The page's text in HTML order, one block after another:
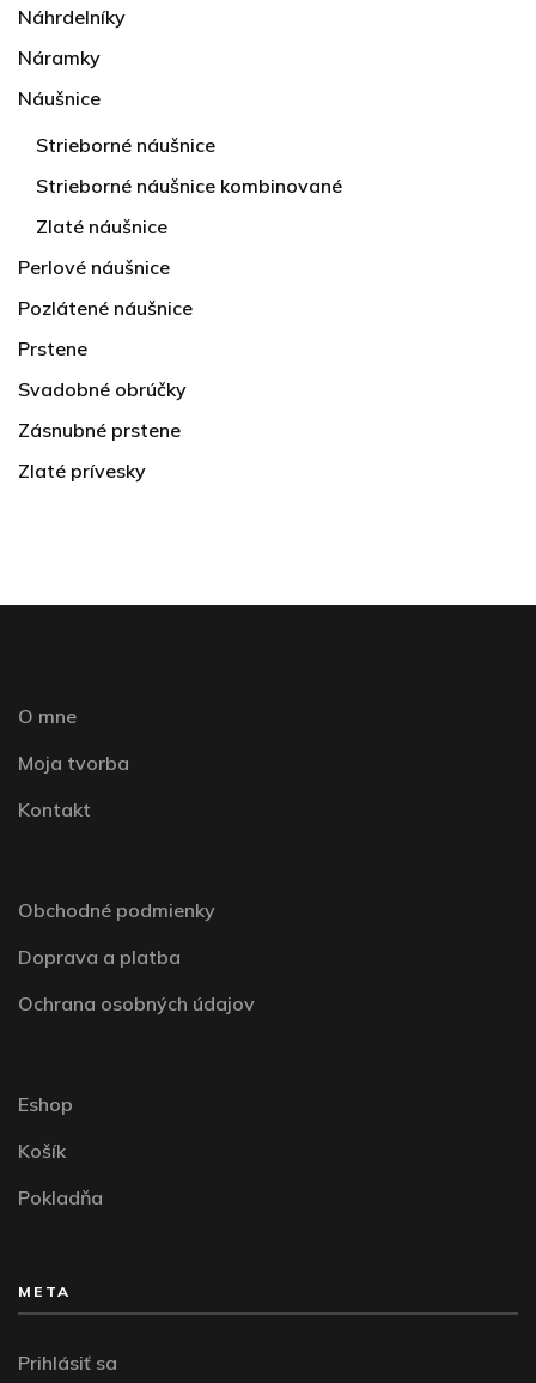
Náhrdelníky
Náramky
Náušnice
Strieborné náušnice
Strieborné náušnice kombinované
Zlaté náušnice
Perlové náušnice
Pozlátené náušnice
Prstene
Svadobné obrúčky
Zásnubné prstene
Zlaté prívesky
O mne
Moja tvorba
Kontakt
Obchodné podmienky
Doprava a platba
Ochrana osobných údajov
Eshop
Košík
Pokladňa
META
Prihlásiť sa